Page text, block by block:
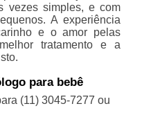
vezes simples, e com
A experiência
e o amor pelas
tratamento e a
para bebê
(11) 3045-7277 ou